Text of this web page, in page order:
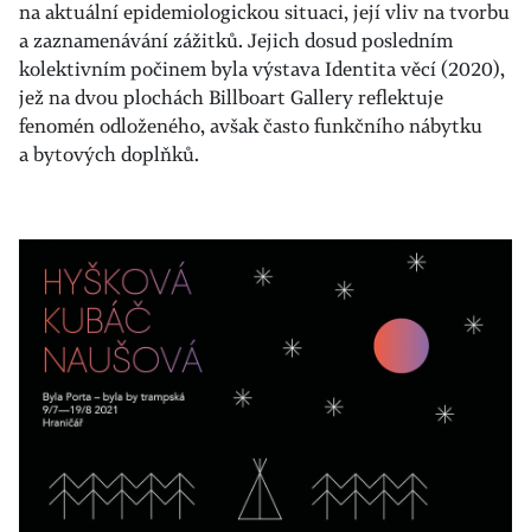
na aktuální epidemiologickou situaci, její vliv na tvorbu
a zaznamenávání zážitků. Jejich dosud posledním
kolektivním počinem byla výstava Identita věcí (2020),
jež na dvou plochách Billboart Gallery reflektuje
fenomén odloženého, avšak často funkčního nábytku
a bytových doplňků.